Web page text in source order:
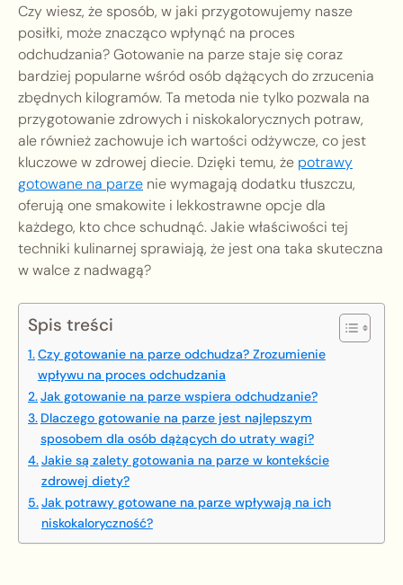
Czy wiesz, że sposób, w jaki przygotowujemy nasze
posiłki, może znacząco wpłynąć na proces
odchudzania? Gotowanie na parze staje się coraz
bardziej popularne wśród osób dążących do zrzucenia
zbędnych kilogramów. Ta metoda nie tylko pozwala na
przygotowanie zdrowych i niskokalorycznych potraw,
ale również zachowuje ich wartości odżywcze, co jest
kluczowe w zdrowej diecie. Dzięki temu, że potrawy
gotowane na parze nie wymagają dodatku tłuszczu,
oferują one smakowite i lekkostrawne opcje dla
każdego, kto chce schudnąć. Jakie właściwości tej
techniki kulinarnej sprawiają, że jest ona taka skuteczna
w walce z nadwagą?
Spis treści
Czy gotowanie na parze odchudza? Zrozumienie
wpływu na proces odchudzania
Jak gotowanie na parze wspiera odchudzanie?
Dlaczego gotowanie na parze jest najlepszym
sposobem dla osób dążących do utraty wagi?
Jakie są zalety gotowania na parze w kontekście
zdrowej diety?
Jak potrawy gotowane na parze wpływają na ich
niskokaloryczność?